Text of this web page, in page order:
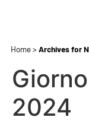
Home>Archives for
2024